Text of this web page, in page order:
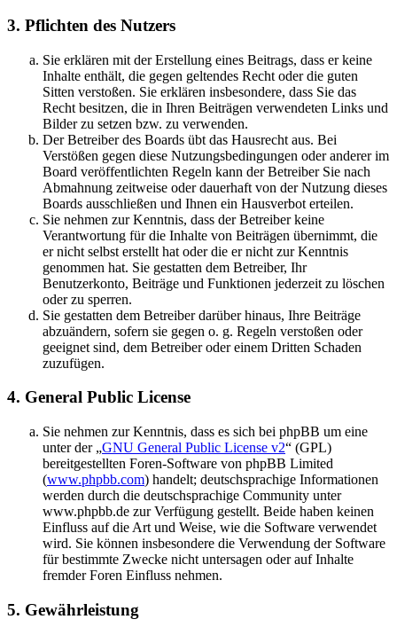
3. Pflichten des Nutzers
Sie erklären mit der Erstellung eines Beitrags, dass er keine
Inhalte enthält, die gegen geltendes Recht oder die guten
Sitten verstoßen. Sie erklären insbesondere, dass Sie das
Recht besitzen, die in Ihren Beiträgen verwendeten Links und
Bilder zu setzen bzw. zu verwenden.
Der Betreiber des Boards übt das Hausrecht aus. Bei
Verstößen gegen diese Nutzungsbedingungen oder anderer im
Board veröffentlichten Regeln kann der Betreiber Sie nach
Abmahnung zeitweise oder dauerhaft von der Nutzung dieses
Boards ausschließen und Ihnen ein Hausverbot erteilen.
Sie nehmen zur Kenntnis, dass der Betreiber keine
Verantwortung für die Inhalte von Beiträgen übernimmt, die
er nicht selbst erstellt hat oder die er nicht zur Kenntnis
genommen hat. Sie gestatten dem Betreiber, Ihr
Benutzerkonto, Beiträge und Funktionen jederzeit zu löschen
oder zu sperren.
Sie gestatten dem Betreiber darüber hinaus, Ihre Beiträge
abzuändern, sofern sie gegen o. g. Regeln verstoßen oder
geeignet sind, dem Betreiber oder einem Dritten Schaden
zuzufügen.
4. General Public License
Sie nehmen zur Kenntnis, dass es sich bei phpBB um eine
unter der „GNU General Public License v2“ (GPL)
bereitgestellten Foren-Software von phpBB Limited
(www.phpbb.com) handelt; deutschsprachige Informationen
werden durch die deutschsprachige Community unter
www.phpbb.de zur Verfügung gestellt. Beide haben keinen
Einfluss auf die Art und Weise, wie die Software verwendet
wird. Sie können insbesondere die Verwendung der Software
für bestimmte Zwecke nicht untersagen oder auf Inhalte
fremder Foren Einfluss nehmen.
5. Gewährleistung